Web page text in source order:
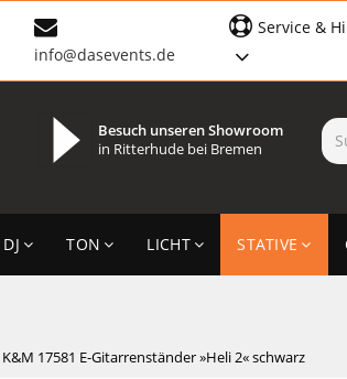
info@dasevents.de
Service &
Besuch unseren Showroom
in Ritterhude bei Bremen
DJ TON LICHT STATIVE
K&M 17581 E-Gitarrenständer »Heli 2« schwarz